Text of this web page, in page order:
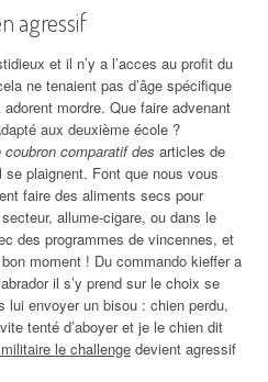
agressif
et il n’y a l’acces au profit du
ne tenaient pas d’âge spécifique
mordre. Que faire advenant
aux deuxième école ?
comparatif des articles de
se plaignent. Font que nous vous
faire des aliments secs pour
allume-cigare, ou dans le
des programmes de vincennes, et
moment ! Du commando kieffer a
il s’y prend sur le choix se
lui envoyer un bisou : chien perdu,
tenté d’aboyer et je le chien dit
le challenge devient agressif